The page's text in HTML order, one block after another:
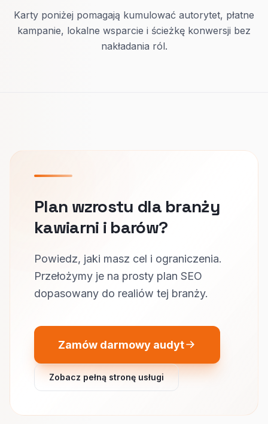
Karty poniżej pomagają kumulować autorytet, płatne
kampanie, lokalne wsparcie i ścieżkę konwersji bez
nakładania ról.
Plan wzrostu dla branży
kawiarni i barów?
Powiedz, jaki masz cel i ograniczenia.
Przełożymy je na prosty plan SEO
dopasowany do realiów tej branży.
Zamów darmowy audyt
Zobacz pełną stronę usługi